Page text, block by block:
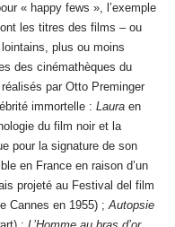
« happy fews », l’exemple
les titres des films – ou
plus ou moins
des cinémathèques du
par Otto Preminger
immortelle : Laura en
du film noir et la
pour la signature de son
en France en raison d’un
projeté au Festival del film
Cannes en 1955) ;Autopsie